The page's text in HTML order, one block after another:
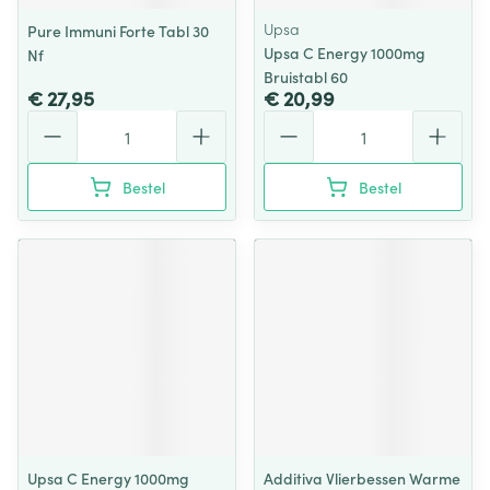
Pure Immuni Forte Tabl 30
Nf
€ 27,95
Bestel
Upsa
Upsa C Energy 1000mg
Bruistabl 60
€ 20,99
Bestel
Upsa C Energy 1000mg
Additiva Vlierbessen Warme